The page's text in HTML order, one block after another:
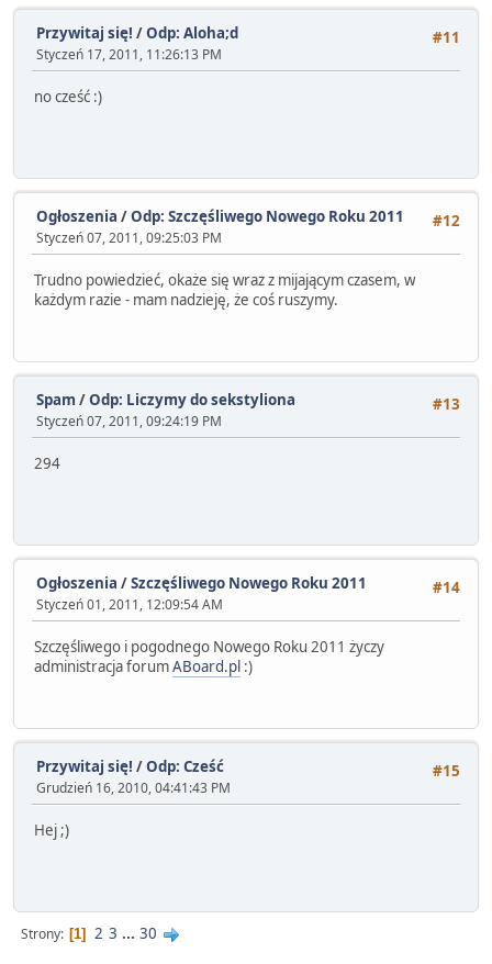
#11
Przywitaj się! /Odp: Aloha;d
Styczeń 17, 2011, 11:26:13 PM
no cześć :)
#12
Ogłoszenia /Odp: Szczęśliwego Nowego Roku 2011
Styczeń 07, 2011, 09:25:03 PM
Trudno powiedzieć, okaże się wraz z mijającym czasem, w
każdym razie - mam nadzieję, że coś ruszymy.
#13
Spam /Odp: Liczymy do sekstyliona
Styczeń 07, 2011, 09:24:19 PM
294
#14
Ogłoszenia /Szczęśliwego Nowego Roku 2011
Styczeń 01, 2011, 12:09:54 AM
Szczęśliwego i pogodnego Nowego Roku 2011 życzy
administracja forumABoard.pl :)
#15
Przywitaj się! /Odp: Cześć
Grudzień 16, 2010, 04:41:43 PM
Hej ;)
Strony 1 2 3 ... 30